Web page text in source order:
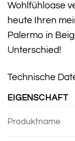
Wohlfühloase
heute Ihren
Palermo in
Unterschied!
Technische
EIGENSCHAFT
Produktname